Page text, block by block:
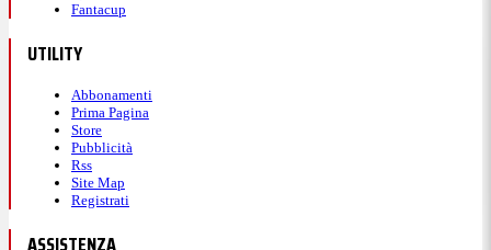
Fantacup
UTILITY
Abbonamenti
Prima Pagina
Store
Pubblicità
Rss
Site Map
Registrati